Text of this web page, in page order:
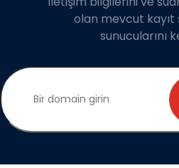
olan mevcut kayıt
sunucularını